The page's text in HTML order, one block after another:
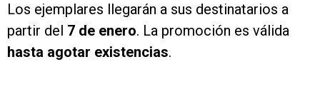
Los ejemplares llegarán a sus destinatarios a
partir del 7 de enero. La promoción es válida
hasta agotar existencias.